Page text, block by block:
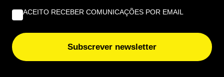
ECONOMIA ,MUNDO
Trabalhador de 60 anos foi despedido
ACEITO RECEBER COMUNICAÇÕES POR EMAIL
Subscrever newsletter